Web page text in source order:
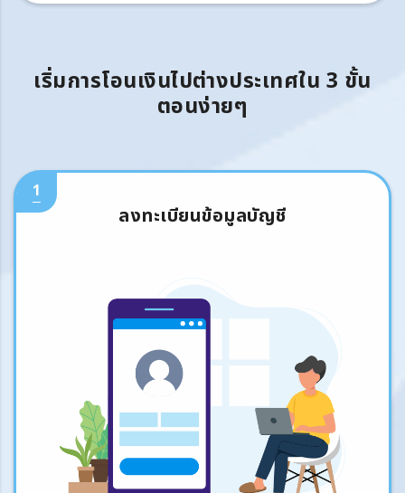
เริ่มการโอนเงินไปต่างประเทศใน 3 ขั้น
ตอนง่ายๆ
1
ลงทะเบียนข้อมูลบัญชี